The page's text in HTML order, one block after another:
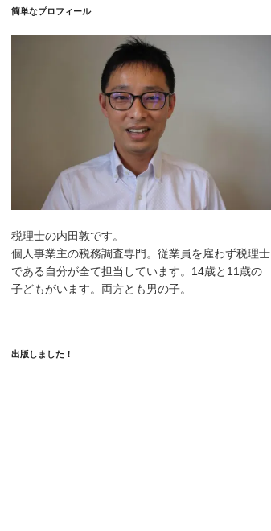
簡単なプロフィール
税理士の内田敦です。
個人事業主の税務調査専門。従業員を雇わず税理士
である自分が全て担当しています。14歳と11歳の
子どもがいます。両方とも男の子。
出版しました！